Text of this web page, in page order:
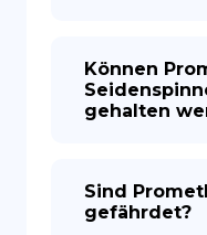
Können
gehalten
Sind
gefährdet?